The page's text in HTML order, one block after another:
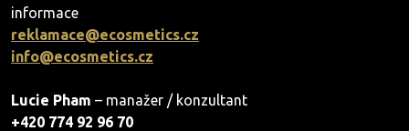
informace
reklamace@ecosmetics.cz
info@ecosmetics.cz
Lucie Pham – manažer / konzultant
+420 774 92 96 70